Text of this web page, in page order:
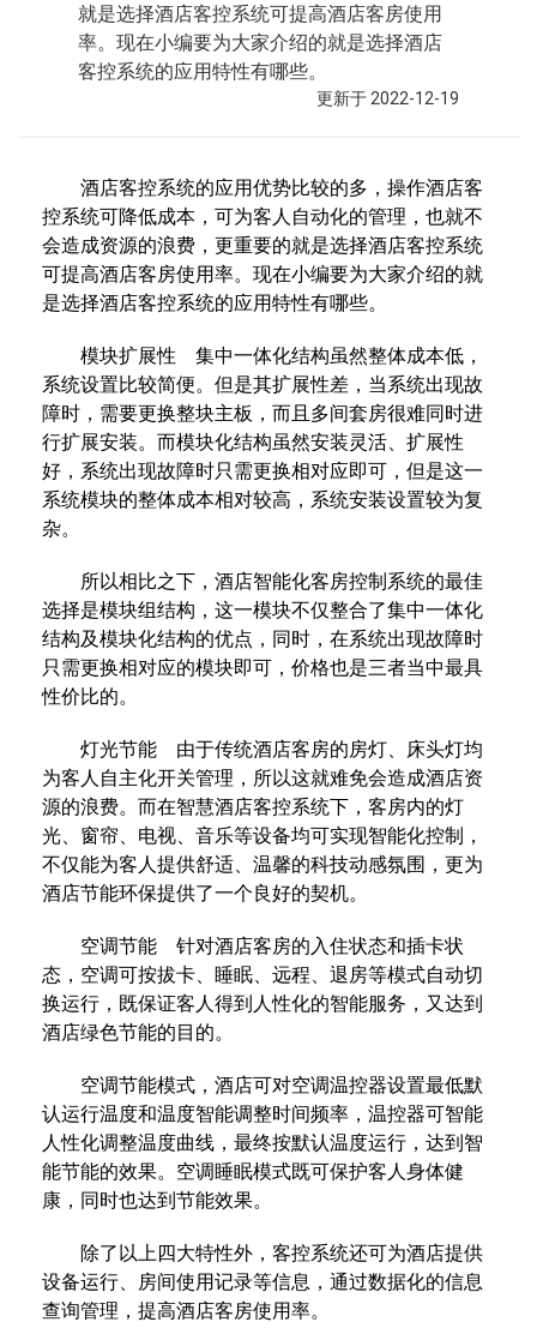
就是选择酒店客控系统可提高酒店客房使用
率。现在小编要为大家介绍的就是选择酒店
客控系统的应用特性有哪些。
更新于 2022-12-19
酒店客控系统的应用优势比较的多，操作酒店客
控系统可降低成本，可为客人自动化的管理，也就不
会造成资源的浪费，更重要的就是选择酒店客控系统
可提高酒店客房使用率。现在小编要为大家介绍的就
是选择酒店客控系统的应用特性有哪些。
模块扩展性 集中一体化结构虽然整体成本低，
系统设置比较简便。但是其扩展性差，当系统出现故
障时，需要更换整块主板，而且多间套房很难同时进
行扩展安装。而模块化结构虽然安装灵活、扩展性
好，系统出现故障时只需更换相对应即可，但是这一
系统模块的整体成本相对较高，系统安装设置较为复
杂。
所以相比之下，酒店智能化客房控制系统的最佳
选择是模块组结构，这一模块不仅整合了集中一体化
结构及模块化结构的优点，同时，在系统出现故障时
只需更换相对应的模块即可，价格也是三者当中最具
性价比的。
灯光节能 由于传统酒店客房的房灯、床头灯均
为客人自主化开关管理，所以这就难免会造成酒店资
源的浪费。而在智慧酒店客控系统下，客房内的灯
光、窗帘、电视、音乐等设备均可实现智能化控制，
不仅能为客人提供舒适、温馨的科技动感氛围，更为
酒店节能环保提供了一个良好的契机。
空调节能 针对酒店客房的入住状态和插卡状
态，空调可按拔卡、睡眠、远程、退房等模式自动切
换运行，既保证客人得到人性化的智能服务，又达到
酒店绿色节能的目的。
空调节能模式，酒店可对空调温控器设置最低默
认运行温度和温度智能调整时间频率，温控器可智能
人性化调整温度曲线，最终按默认温度运行，达到智
能节能的效果。空调睡眠模式既可保护客人身体健
康，同时也达到节能效果。
除了以上四大特性外，客控系统还可为酒店提供
设备运行、房间使用记录等信息，通过数据化的信息
查询管理，提高酒店客房使用率。